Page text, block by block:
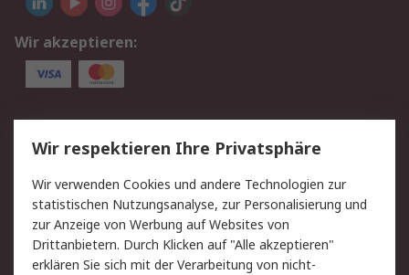
Wir akzeptieren:
Service
Value Added Services
Lieferlösungen
Rücksendungen
Kontakt
Hilfe
Privatkunden
Rechtliches
Wir respektieren Ihre Privatsphäre
Wir verwenden Cookies und andere Technologien zur
statistischen Nutzungsanalyse, zur Personalisierung und
zur Anzeige von Werbung auf Websites von
Drittanbietern. Durch Klicken auf "Alle akzeptieren"
erklären Sie sich mit der Verarbeitung von nicht-